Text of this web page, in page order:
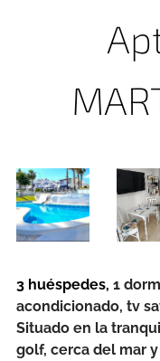
3 huéspedes, 1
acondicionado, tv
Situado en la
golf, cerca del mar